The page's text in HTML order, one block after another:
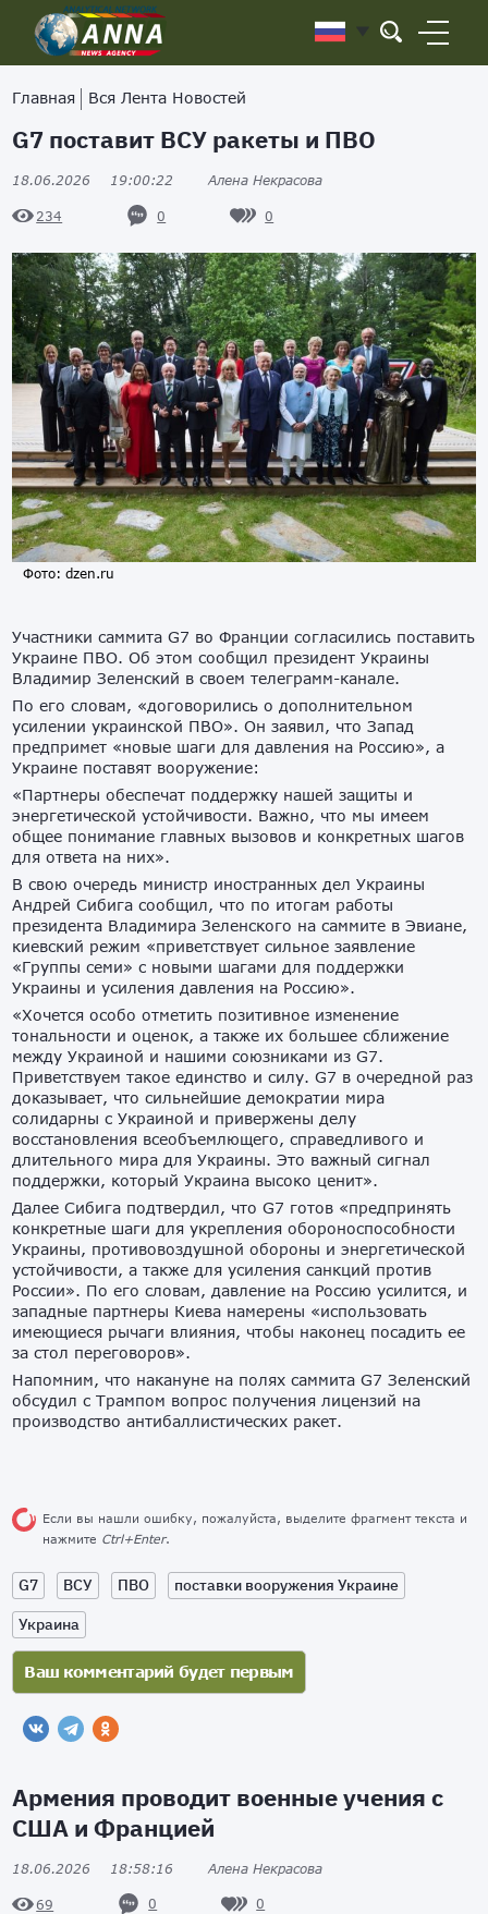
Главная Вся Лента Новостей
G7 поставит ВСУ ракеты и ПВО
18.06.2026 19:00:22 Алена Некрасова
234 0 0
Фото: dzen.ru
Участники саммита G7 во Франции согласились поставить
Украине ПВО. Об этом сообщил президент Украины
Владимир Зеленский в своем телеграмм-канале.
По его словам, «договорились о дополнительном
усилении украинской ПВО». Он заявил, что Запад
предпримет «новые шаги для давления на Россию», а
Украине поставят вооружение:
«Партнеры обеспечат поддержку нашей защиты и
энергетической устойчивости. Важно, что мы имеем
общее понимание главных вызовов и конкретных шагов
для ответа на них».
В свою очередь министр иностранных дел Украины
Андрей Сибига сообщил, что по итогам работы
президента Владимира Зеленского на саммите в Эвиане,
киевский режим «приветствует сильное заявление
«Группы семи» с новыми шагами для поддержки
Украины и усиления давления на Россию».
«Хочется особо отметить позитивное изменение
тональности и оценок, а также их большее сближение
между Украиной и нашими союзниками из G7.
Приветствуем такое единство и силу. G7 в очередной раз
доказывает, что сильнейшие демократии мира
солидарны с Украиной и привержены делу
восстановления всеобъемлющего, справедливого и
длительного мира для Украины. Это важный сигнал
поддержки, который Украина высоко ценит».
Далее Сибига подтвердил, что G7 готов «предпринять
конкретные шаги для укрепления обороноспособности
Украины, противовоздушной обороны и энергетической
устойчивости, а также для усиления санкций против
России». По его словам, давление на Россию усилится, и
западные партнеры Киева намерены «использовать
имеющиеся рычаги влияния, чтобы наконец посадить ее
за стол переговоров».
Напомним, что накануне на полях саммита G7 Зеленский
обсудил с Трампом вопрос получения лицензий на
производство антибаллистических ракет.
Если вы нашли ошибку, пожалуйста, выделите фрагмент текста и
нажмите Ctrl+Enter.
G7 ВСУ ПВО
поставки вооружения Украине
Украина
Армения проводит военные учения с
США и Францией
18.06.2026 18:58:16 Алена Некрасова
69 0 0